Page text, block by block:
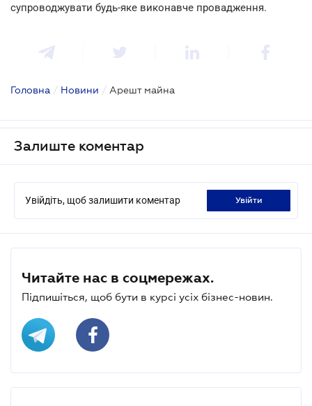
супроводжувати будь-яке виконавче провадження.
Головна / Новини / Арешт майна
Залиште коментар
Увійдіть, щоб залишити коментар увійти
Читайте нас в соцмережах.
Підпишіться, щоб бути в курсі усіх бізнес-новин.